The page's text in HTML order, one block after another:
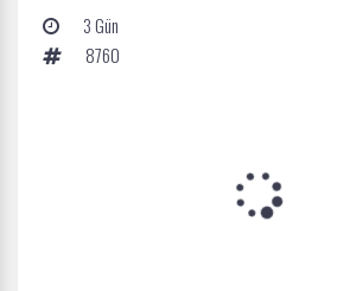
3 Gün
8760